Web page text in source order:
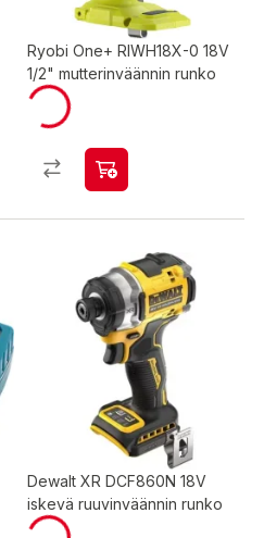
Ryobi One+ RIWH18X-0 18V
1/2" mutterinväännin runko
Dewalt XR DCF860N 18V
iskevä ruuvinväännin runko